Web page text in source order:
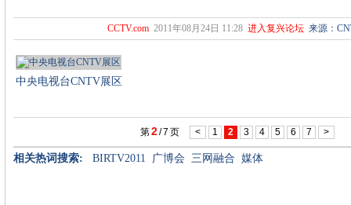
CCTV.com 2011年08月24日 11:28 进入复兴论坛来源：
中央电视台CNTV展区
第2/7 页 < 1 2 3 4 5 6 7 >
相关热词搜索: BIRTV2011 广博会 三网融合 媒体